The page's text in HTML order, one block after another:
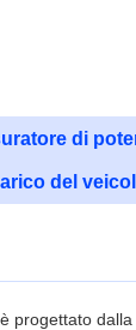
di
del
progettato